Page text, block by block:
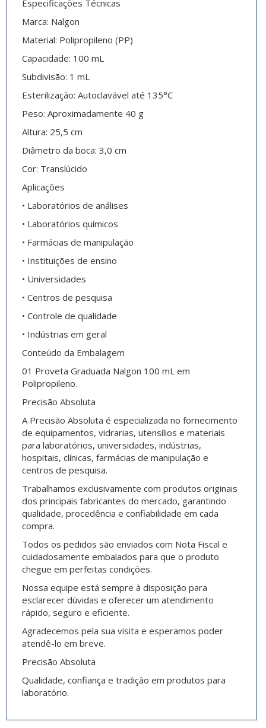
Especificações Técnicas
Marca: Nalgon
Material: Polipropileno (PP)
Capacidade: 100 mL
Subdivisão: 1 mL
Esterilização: Autoclavável até 135°C
Peso: Aproximadamente 40 g
Altura: 25,5 cm
Diâmetro da boca: 3,0 cm
Cor: Translúcido
Aplicações
• Laboratórios de análises
• Laboratórios químicos
• Farmácias de manipulação
• Instituições de ensino
• Universidades
• Centros de pesquisa
• Controle de qualidade
• Indústrias em geral
Conteúdo da Embalagem
01 Proveta Graduada Nalgon 100 mL em
Polipropileno.
Precisão Absoluta
A Precisão Absoluta é especializada no fornecimento
de equipamentos, vidrarias, utensílios e materiais
para laboratórios, universidades, indústrias,
hospitais, clínicas, farmácias de manipulação e
centros de pesquisa.
Trabalhamos exclusivamente com produtos originais
dos principais fabricantes do mercado, garantindo
qualidade, procedência e confiabilidade em cada
compra.
Todos os pedidos são enviados com Nota Fiscal e
cuidadosamente embalados para que o produto
chegue em perfeitas condições.
Nossa equipe está sempre à disposição para
esclarecer dúvidas e oferecer um atendimento
rápido, seguro e eficiente.
Agradecemos pela sua visita e esperamos poder
atendê-lo em breve.
Precisão Absoluta
Qualidade, confiança e tradição em produtos para
laboratório.